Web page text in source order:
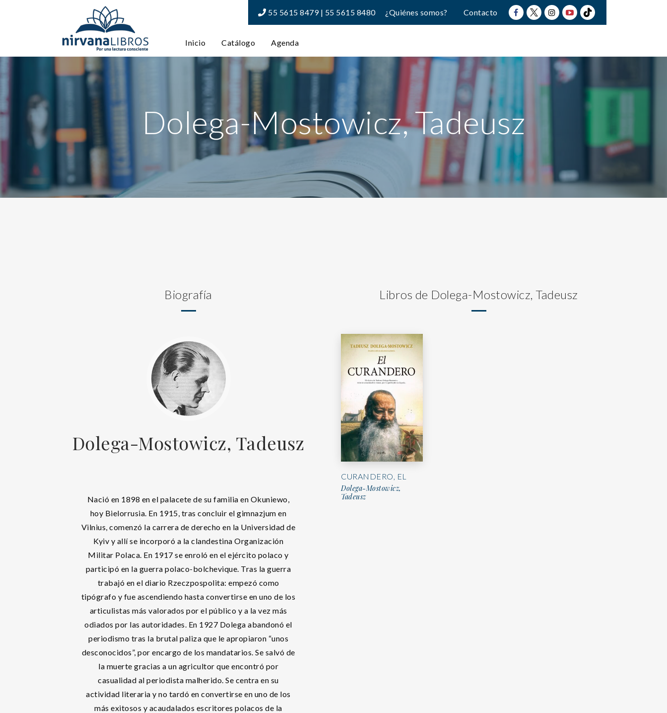
55 5615 8479 | 55 5615 8480 ¿Quiénes somos? Contacto
Inicio Catálogo Agenda
Dolega-Mostowicz, Tadeusz
Biografía
Dolega-Mostowicz, Tadeusz
Nació en 1898 en el palacete de su familia en Okuniewo,
hoy Bielorrusia. En 1915, tras concluir el gimnazjum en
Vilnius, comenzó la carrera de derecho en la Universidad de
Kyiv y allí se incorporó a la clandestina Organización
Militar Polaca. En 1917 se enroló en el ejército polaco y
participó en la guerra polaco-bolchevique. Tras la guerra
trabajó en el diario Rzeczpospolita: empezó como
tipógrafo y fue ascendiendo hasta convertirse en uno de los
articulistas más valorados por el público y a la vez más
odiados por las autoridades. En 1927 Dolega abandonó el
periodismo tras la brutal paliza que le apropiaron “unos
desconocidos”, por encargo de los mandatarios. Se salvó de
la muerte gracias a un agricultor que encontró por
casualidad al periodista malherido. Se centra en su
actividad literaria y no tardó en convertirse en uno de los
más exitosos y acaudalados escritores polacos de la
Libros de Dolega-Mostowicz, Tadeusz
CURANDERO, EL
Dolega-Mostowicz,
Tadeusz